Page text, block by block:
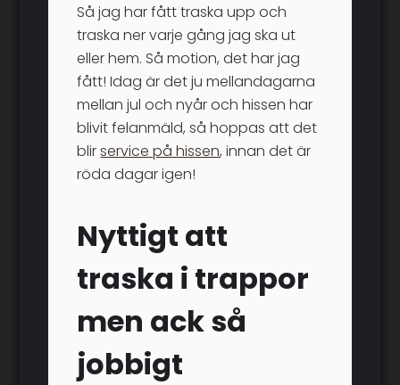
Så jag har fått traska upp och
traska ner varje gång jag ska ut
eller hem. Så motion, det har jag
fått! Idag är det ju mellandagarna
mellan jul och nyår och hissen har
blivit felanmäld, så hoppas att det
blirservice på hissen, innan det är
röda dagar igen!
Nyttigt att
traska i trappor
men ack så
jobbigt